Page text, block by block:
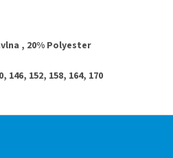
, 20% Polyester
146, 152, 158, 164, 170